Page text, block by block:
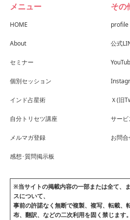
メニュー
HOME
About
セミナー
個別セッション
インド占星術
自分トリセツ講座
メルマガ登録
感想･質問掲示板
その
profile
公式
Ｘ(旧
サー
お問合
※当サイトの掲載内容の一部または全て、
スについて、
事前の許諾なく無断で複製、複写、転載、
布、翻訳、などの二次利用を固く禁じます。